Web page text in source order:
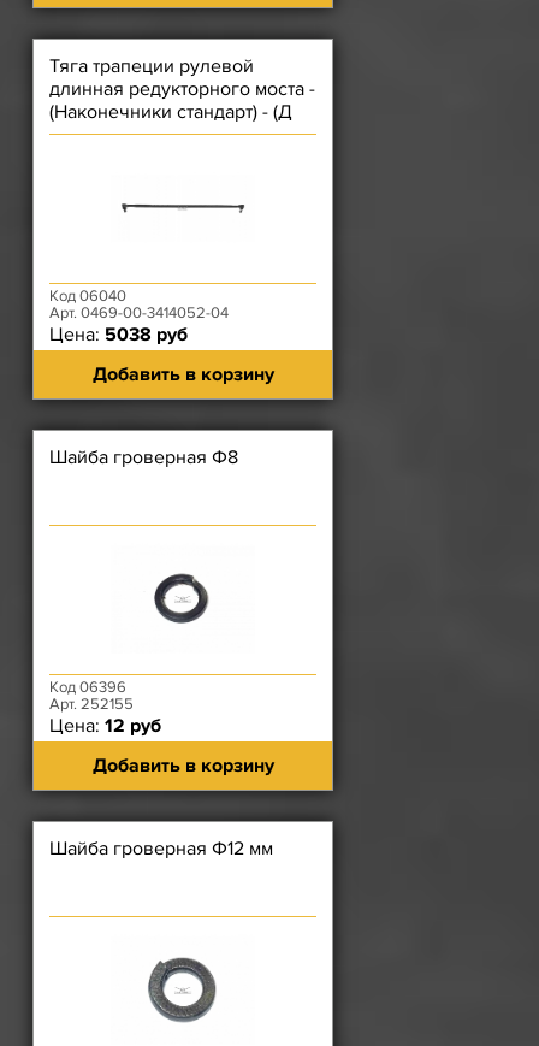
Тяга трапеции рулевой
длинная редукторного моста -
(Наконечники стандарт) - (Д
112,5 см - Без Ш)
Код 06040
Арт. 0469-00-3414052-04
Цена: 5038 руб
Добавить в корзину
Шайба гроверная Ф8
Код 06396
Арт. 252155
Цена: 12 руб
Добавить в корзину
Шайба гроверная Ф12 мм